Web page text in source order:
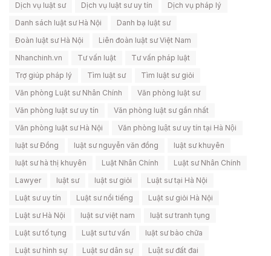
Dịch vụ luật sư
Dịch vụ luật sư uy tín
Dịch vụ pháp lý
Danh sách luật sư Hà Nội
Danh bạ luật sư
Đoàn luật sư Hà Nội
Liên đoàn luật sư Việt Nam
Nhanchinh.vn
Tư vấn luật
Tư vấn pháp luật
Trợ giúp pháp lý
Tìm luật sư
Tìm luật sư giỏi
Văn phòng Luật sư Nhân Chính
Văn phòng luật sư
Văn phòng luật sư uy tín
Văn phòng luật sư gần nhất
Văn phòng luật sư Hà Nội
Văn phòng luật sư uy tín tại Hà Nội
luật sư Đồng
luật sư nguyễn văn đồng
luật sư khuyên
luật sư hà thị khuyên
Luật Nhân Chính
Luật sư Nhân Chính
Lawyer
luật sư luật sư giỏi
Luật sư tại Hà Nội
Luật sư uy tín
Luật sư nổi tiếng
Luật sư giỏi Hà Nội
Luật sư Hà Nội
luật sư việt nam
luật sư tranh tụng
Luật sư tố tụng
Luật sư tư vấn
luật sư bào chữa
Luật sư hình sự
Luật sư dân sự
Luật sư đất đai